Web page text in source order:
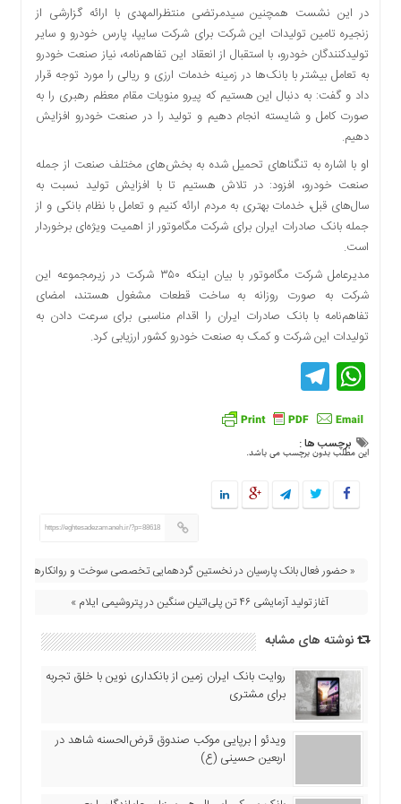
اقتصادی
فرهنگ
بین
یادداشت
چند
رسانه
یادداشت
در این نشست همچنین سیدمرتضی منتظرالمهدی با ارائه گزارشی از
زنجیره تامین تولیدات این شرکت برای شرکت سایپا، پارس خودرو و سایر
تولیدکنندگان خودرو، با استقبال از انعقاد این تفاهم‌نامه، نیاز صنعت خودرو
به تعامل بیشتر با بانک‌ها در زمینه خدمات ارزی و ریالی را مورد توجه قرار
داد و گفت: به دنبال این هستیم که پیرو منویات مقام معظم رهبری را به
صورت کامل و شایسته انجام دهیم و تولید را در صنعت خودرو افزایش
دهیم.
او با اشاره به تنگناهای تحمیل شده به بخش‌های مختلف صنعت از جمله
صنعت خودرو، افزود: در تلاش هستیم تا با افزایش تولید نسبت به
سال‌های قبل، خدمات بهتری به مردم ارائه کنیم و تعامل با نظام بانکی و از
جمله بانک صادرات ایران برای شرکت مگاموتور از اهمیت ویژه‌ای برخوردار
است.
مدیرعامل شرکت مگاموتور با بیان اینکه ۳۵۰ شرکت در زیرمجموعه این
شرکت به صورت روزانه به ساخت قطعات مشغول هستند، امضای
تفاهم‌نامه با بانک صادرات ایران را اقدام مناسبی برای سرعت دادن به
تولیدات این شرکت و کمک به صنعت خودرو کشور ارزیابی کرد.
WhatsApp
Telegram
برچسب ها :
این مطلب بدون برچسب می باشد.
https://eghtesadezamaneh.ir/?p=88618
« حضور فعال بانک پارسیان در نخستین گردهمایی تخصصی سوخت و روانکارها
آغاز تولید آزمایشی ۴۶ تن پلی‌اتیلن سنگین در پتروشیمی ایلام »
نوشته های مشابه
روایت بانک ایران زمین از بانکداری نوین با خلق تجربه
برای مشتری
ویدئو | برپایی موکب صندوق قرض‌الحسنه شاهد در
اربعین حسینی (ع)